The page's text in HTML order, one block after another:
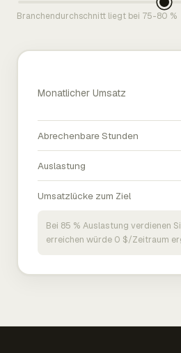
Branchendurchschnitt liegt bei 75-80 %
Monatlicher Umsatz
Abrechenbare Stunden
Auslastung
Umsatzlücke zum Ziel
Bei 85 % Auslastung verdienen
erreichen würde 0 $/Zeitraum